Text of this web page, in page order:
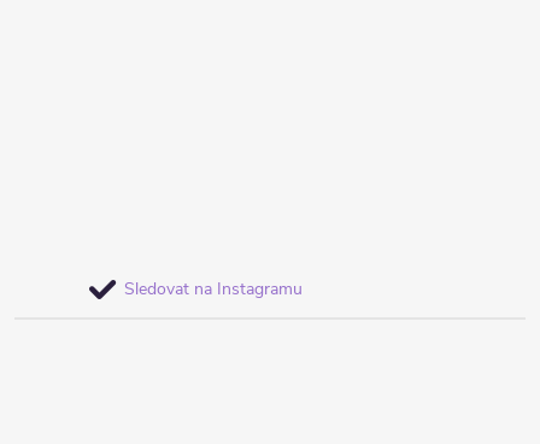
Sledovat na Instagramu